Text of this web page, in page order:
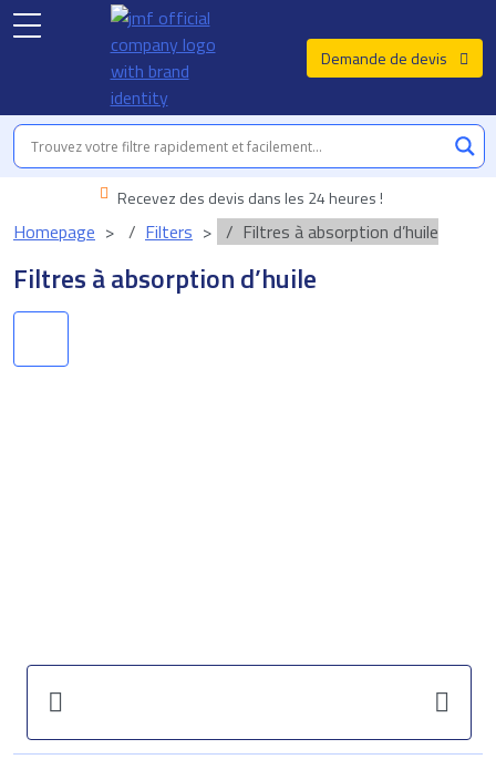
Demande de devis
Recevez des devis dans les 24 heures !
Homepage Filters Filtres à absorption d’huile
Filtres à absorption d’huile